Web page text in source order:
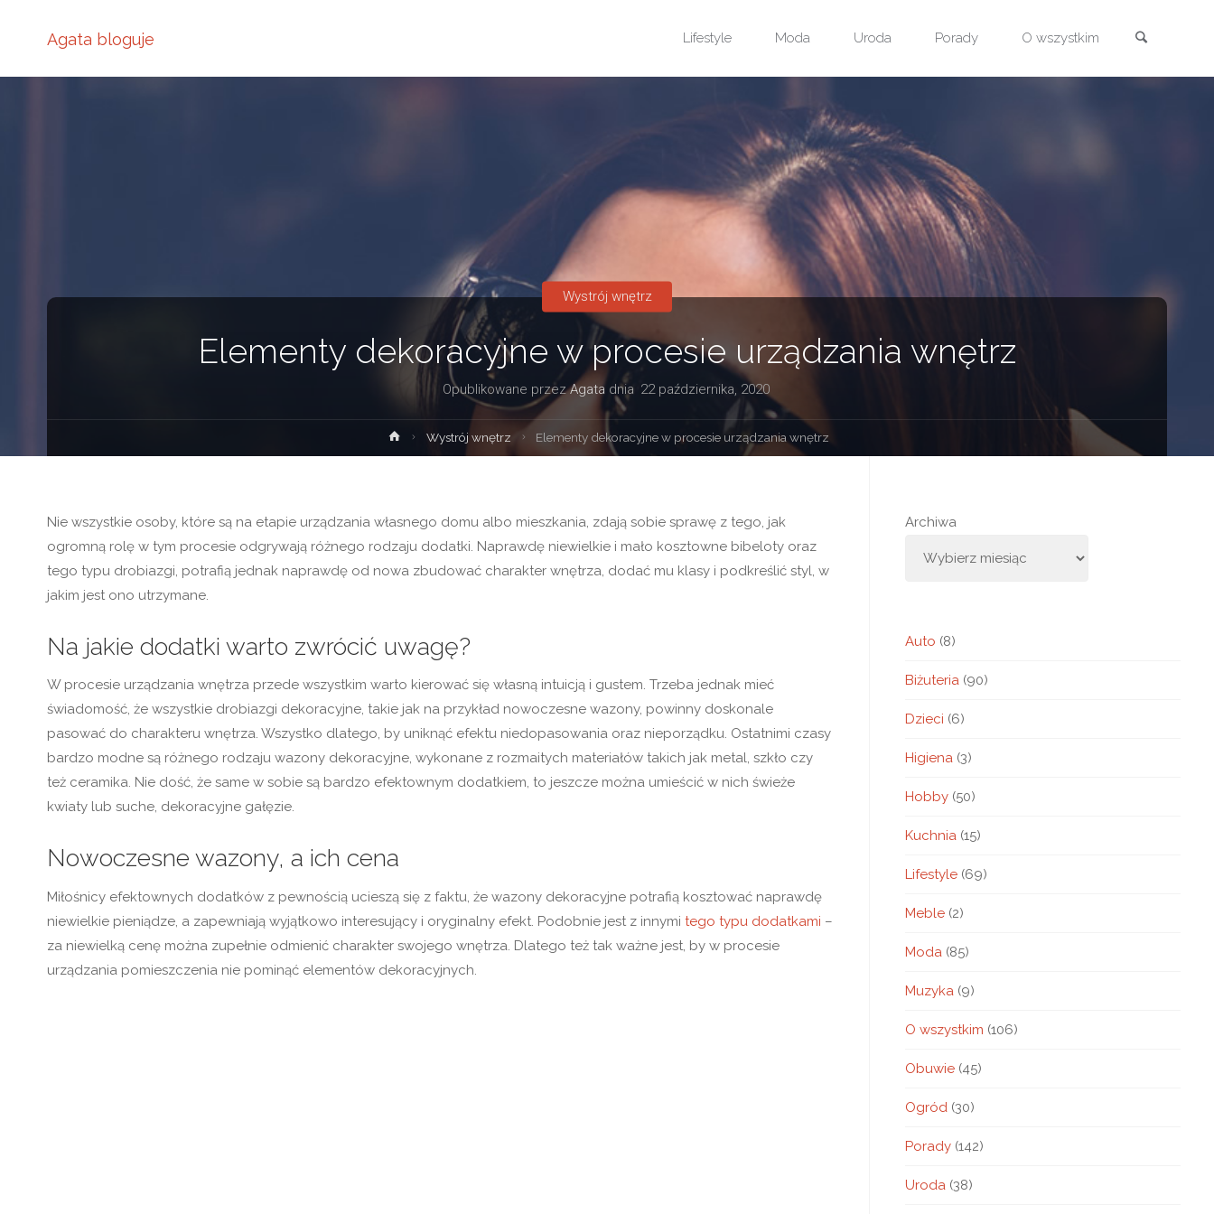
Agata bloguje Lifestyle Moda Uroda Porady O wszystkim
Elementy dekoracyjne w procesie urządzania wnętrz
Opublikowane przez Agata dnia 22 października, 2020
Wystrój wnętrz
Strona
główna
Wystrój wnętrz Elementy dekoracyjne w procesie urządzania wnętrz
Nie wszystkie osoby, które są na etapie urządzania własnego domu albo mieszkania, zdają sobie sprawę z tego, jak
ogromną rolę w tym procesie odgrywają różnego rodzaju dodatki. Naprawdę niewielkie i mało kosztowne bibeloty oraz
tego typu drobiazgi, potrafią jednak naprawdę od nowa zbudować charakter wnętrza, dodać mu klasy i podkreślić styl, w
jakim jest ono utrzymane.
Na jakie dodatki warto zwrócić uwagę?
W procesie urządzania wnętrza przede wszystkim warto kierować się własną intuicją i gustem. Trzeba jednak mieć
świadomość, że wszystkie drobiazgi dekoracyjne, takie jak na przykład nowoczesne wazony, powinny doskonale
pasować do charakteru wnętrza. Wszystko dlatego, by uniknąć efektu niedopasowania oraz nieporządku. Ostatnimi czasy
bardzo modne są różnego rodzaju wazony dekoracyjne, wykonane z rozmaitych materiałów takich jak metal, szkło czy
też ceramika. Nie dość, że same w sobie są bardzo efektownym dodatkiem, to jeszcze można umieścić w nich świeże
kwiaty lub suche, dekoracyjne gałęzie.
Nowoczesne wazony, a ich cena
Miłośnicy efektownych dodatków z pewnością ucieszą się z faktu, że wazony dekoracyjne potrafią kosztować naprawdę
niewielkie pieniądze, a zapewniają wyjątkowo interesujący i oryginalny efekt. Podobnie jest z innymi tego typu dodatkami –
za niewielką cenę można zupełnie odmienić charakter swojego wnętrza. Dlatego też tak ważne jest, by w procesie
urządzania pomieszczenia nie pominąć elementów dekoracyjnych.
Archiwa
Auto (8)
Biżuteria (90)
Dzieci (6)
Higiena (3)
Hobby (50)
Kuchnia (15)
Lifestyle (69)
Meble (2)
Moda (85)
Muzyka (9)
O wszystkim (106)
Obuwie (45)
Ogród (30)
Porady (142)
Uroda (38)